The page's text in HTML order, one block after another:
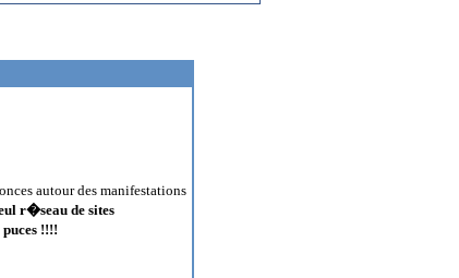
autour des manifestations
r�seau de sites
!!!!